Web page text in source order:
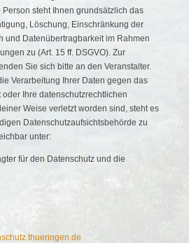
steht Ihnen grundsätzlich das
Löschung, Einschränkung der
und Datenübertragbarkeit im Rahmen
zu (Art. 15 ff. DSGVO). Zur
Sie sich bitte an den Veranstalter.
Verarbeitung Ihrer Daten gegen das
oder Ihre datenschutzrechtlichen
Weise verletzt worden sind, steht es
Datenschutzaufsichtsbehörde zu
unter:
für den Datenschutz und die